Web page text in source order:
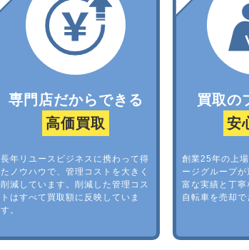
専門店だからできる
高価買取
長年リユースビジネスに携わって得
たノウハウで、管理コストを大きく
削減しています。削減した管理コス
トはすべて買取額に反映していま
す。
買取の
安
創業25年の上
ージグループ
富な実績と丁
自転車を売却で